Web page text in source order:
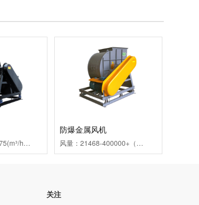
风量：15633-27475(m³/h)压力：1311-2536(Pa)驱动方式：直连，皮带，轴动用途：应用于环保行业、医药化工、金属冶炼加工、实验室行业、石化行业、光伏行业、新能源、精细化工、餐厨垃圾等
防爆金属风机
风量：21468-400000+（m3/h）压力：1206-6183（Pa）驱动方式：直连，皮带，轴动用途：应用于半导体、涂装、医药化工、金属冶炼加工、实验室行业、石化行业、光伏行业、新能源、精细化工、餐厨垃圾、环保行业等
关注